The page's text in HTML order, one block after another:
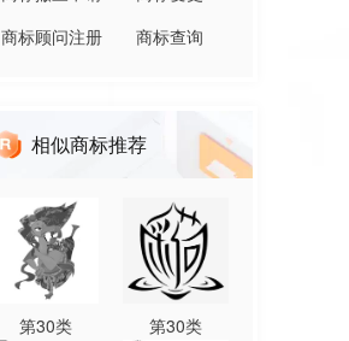
商标顾问注册
商标查询
相似商标推荐
第30类 第30类